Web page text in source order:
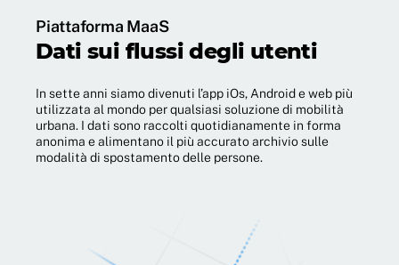
Piattaforma MaaS
Dati sui flussi degli utenti
In sette anni siamo divenuti l’app iOs, Android e web più
utilizzata al mondo per qualsiasi soluzione di mobilità
urbana. I dati sono raccolti quotidianamente in forma
anonima e alimentano il più accurato archivio sulle
modalità di spostamento delle persone.